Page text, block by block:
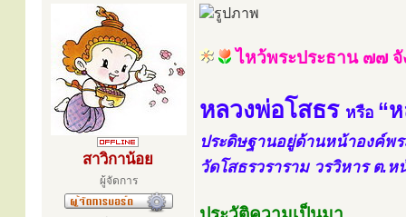
สาวิกาน้อย
ผู้จัดการ
ไหว้พระประธาน ๗๗ จั
หลวงพ่อโสธร หรือ “
ประดิษฐานอยู่ด้านหน้าองค์พ
วัดโสธรวราราม วรวิหาร ต.ห